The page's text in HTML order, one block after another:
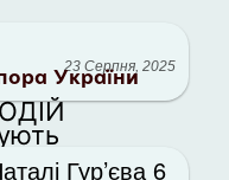
23 Серпня, 2025
України